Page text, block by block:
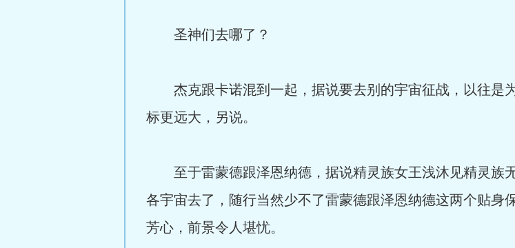
圣神们去哪了？
杰克跟卡诺混到一起，据说要去别的宇宙征战，以往是
标更远大，另说。
至于雷蒙德跟泽恩纳德，据说精灵族女王浅沐见精灵族
各宇宙去了，随行当然少不了雷蒙德跟泽恩纳德这两个贴身
芳心，前景令人堪忧。